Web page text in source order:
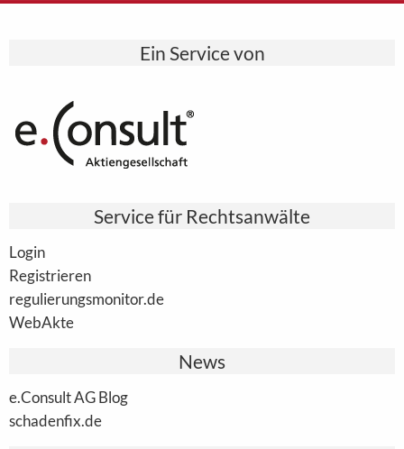
Ein Service von
Service für Rechtsanwälte
Login
Registrieren
regulierungsmonitor.de
WebAkte
News
e.Consult AG Blog
schadenfix.de